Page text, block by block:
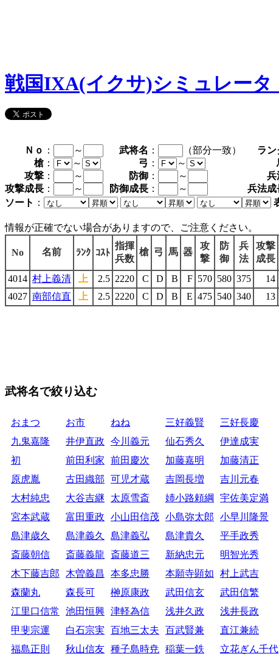
戦国IXA(イクサ)シミュレータ
Ｎｏ ： ～ 武将名 ： （部分一致） ラン
槍 ： ～ 弓 ： ～
攻撃 ： ～ 防御 ： ～ 兵
攻撃成長 ： ～ 防御成長 ： ～ 兵法成
ソート ：
情報が正確でない場合がありますので、ご注意ください。
No 名前 ﾗﾝｸ ｺｽﾄ
指揮
兵数
槍 弓 馬 器
攻
撃
防
御
兵
法
攻撃
成長
4014 村上義清 上 2.5 2220 C D B F 570 580 375 14
4027 南部信直 上 2.5 2220 C D B E 475 540 340 13
武将名で絞り込む
おまつ お市 ねね 三好義賢 三好長慶
九鬼嘉隆
井伊直政 今川義元 仙石秀久 伊達成実
初
前田利家 前田慶次 加藤嘉明 加藤清正
原虎胤
古田織部 可児才蔵 吉岡長増 吉川元春
大村純忠
大谷吉継 太原雪斎 姉小路頼綱 宇佐美定満
宮本武蔵
富田重政 小山田信茂 小島弥太郎 小早川隆景
島津歳久
島津義久 島津義弘 島津貴久 平手政秀
斎藤朝信
斎藤義龍 斎藤道三 新納忠元 明智光秀
木下藤吉郎
木曽義昌 本多忠勝 本願寺顕如 村上武吉
森蘭丸
森長可 榊原康政 武田信玄 武田信繁
江里口信常
池田恒興 津軽為信 浅井久政 浅井長政
甲斐宗運
白石宗実 百地三太夫 百武賢兼 直江兼続
福島正則
秋山信友 種子島時尭 稲葉一鉄 立花ぎん千代